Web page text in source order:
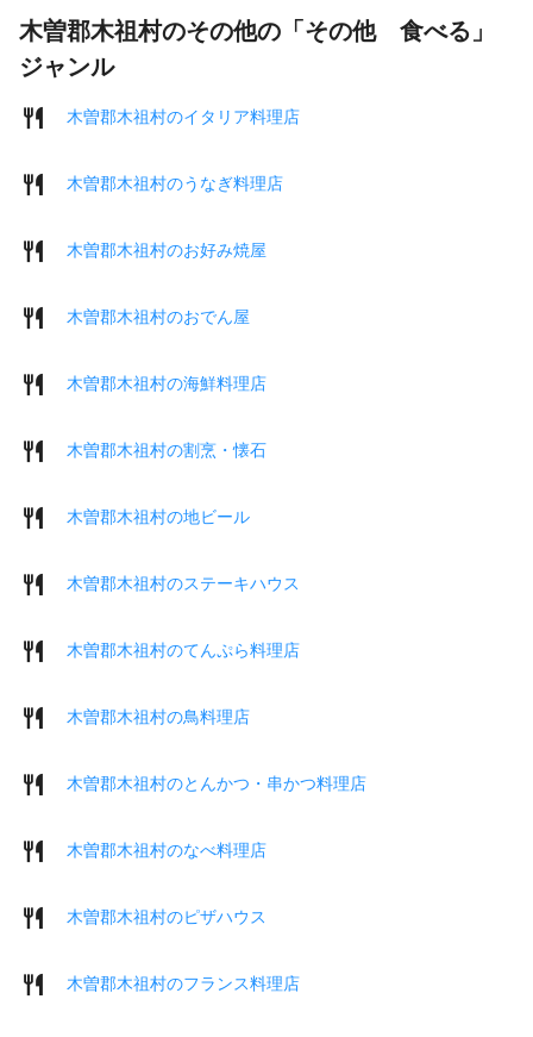
木曽郡木祖村のその他の「その他 食べる」
ジャンル
木曽郡木祖村のイタリア料理店
木曽郡木祖村のうなぎ料理店
木曽郡木祖村のお好み焼屋
木曽郡木祖村のおでん屋
木曽郡木祖村の海鮮料理店
木曽郡木祖村の割烹・懐石
木曽郡木祖村の地ビール
木曽郡木祖村のステーキハウス
木曽郡木祖村のてんぷら料理店
木曽郡木祖村の鳥料理店
木曽郡木祖村のとんかつ・串かつ料理店
木曽郡木祖村のなべ料理店
木曽郡木祖村のピザハウス
木曽郡木祖村のフランス料理店